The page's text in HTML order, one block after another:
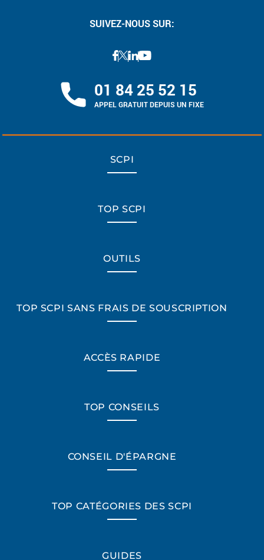
SUIVEZ-NOUS SUR:
01 84 25 52 15
APPEL GRATUIT DEPUIS UN FIXE
SCPI
TOP SCPI
OUTILS
TOP SCPI SANS FRAIS DE SOUSCRIPTION
ACCÈS RAPIDE
TOP CONSEILS
CONSEIL D'ÉPARGNE
TOP CATÉGORIES DES SCPI
GUIDES